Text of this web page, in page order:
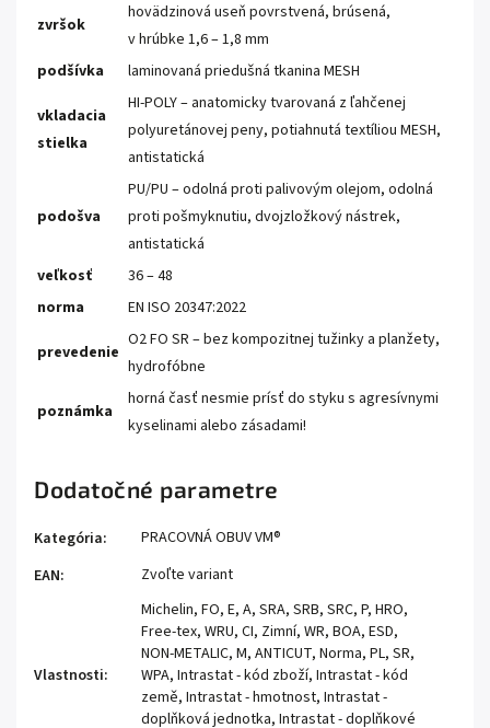
zvršok
hovädzinová useň povrstvená, brúsená,
v hrúbke 1,6 – 1,8 mm
podšívka
laminovaná priedušná tkanina MESH
vkladacia
stielka
HI-POLY – anatomicky tvarovaná z ľahčenej
polyuretánovej peny, potiahnutá textíliou MESH,
antistatická
podošva
PU/PU – odolná proti palivovým olejom, odolná
proti pošmyknutiu, dvojzložkový nástrek,
antistatická
veľkosť
36 – 48
norma
EN ISO 20347:2022
prevedenie
O2 FO SR – bez kompozitnej tužinky a planžety,
hydrofóbne
poznámka
horná časť nesmie prísť do styku s agresívnymi
kyselinami alebo zásadami!
Dodatočné parametre
Kategória:
PRACOVNÁ OBUV VM®
EAN: Zvoľte variant
Vlastnosti:
Michelin, FO, E, A, SRA, SRB, SRC, P, HRO,
Free-tex, WRU, CI, Zimní, WR, BOA, ESD,
NON-METALIC, M, ANTICUT, Norma, PL, SR,
WPA, Intrastat - kód zboží, Intrastat - kód
země, Intrastat - hmotnost, Intrastat -
doplňková jednotka, Intrastat - doplňkové